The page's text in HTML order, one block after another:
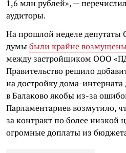
1,6 млн рублей», —
аудиторы.
На прошлой неделе депутаты
думыбыли крайне
между застройщиком ООО
Правительство решило
на достройку дома-интерната
в Балаково якобы из-за
Парламентариев возмутило,
за контракт по более низкой
огромные доплаты из